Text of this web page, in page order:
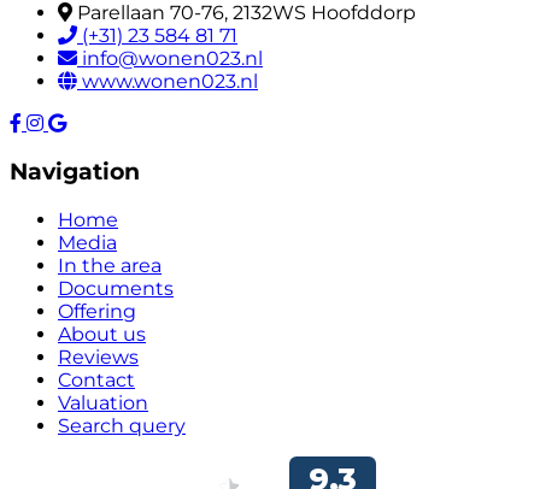
Parellaan 70-76, 2132WS Hoofddorp
(+31) 23 584 81 71
info@wonen023.nl
www.wonen023.nl
Navigation
Home
Media
In the area
Documents
Offering
About us
Reviews
Contact
Valuation
Search query